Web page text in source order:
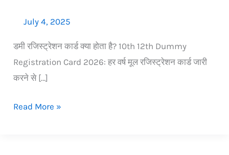
July 4, 2025
डमी रजिस्ट्रेशन कार्ड क्या होता है? 10th 12th Dummy
Registration Card 2026: हर वर्ष मूल रजिस्ट्रेशन कार्ड जारी
करने से […]
Read More »